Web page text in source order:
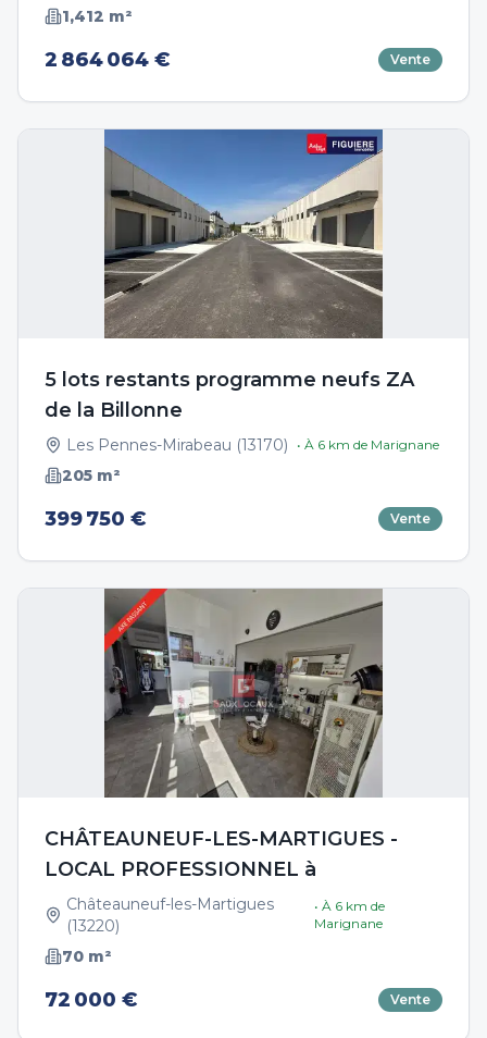
1,412 m²
2 864 064 € Vente
5 lots restants programme neufs ZA
de la Billonne
Les Pennes-Mirabeau (13170) • À 6 km de Marignane
205 m²
399 750 € Vente
CHÂTEAUNEUF-LES-MARTIGUES -
LOCAL PROFESSIONNEL à
Châteauneuf-les-Martigues
(13220)
• À 6km de
Marignane
70 m²
72 000 € Vente